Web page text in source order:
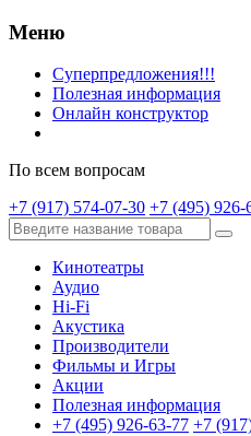
Меню
Суперпредложения!!!
Полезная информация
Онлайн конструктор
По всем вопросам
+7 (917) 574-07-30 +7 (495) 926-
Кинотеатры
Аудио
Hi-Fi
Акустика
Производители
Фильмы и Игры
Акции
Полезная информация
+7 (495) 926-63-77 +7